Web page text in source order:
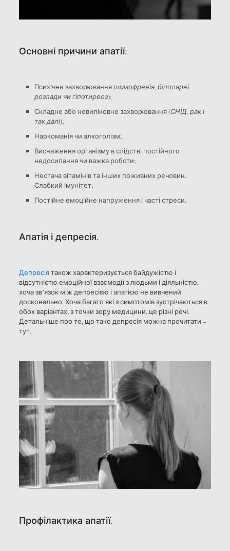
Основні причини апатії:
Психічне захворювання (шизофренія, біполярні
розлади чи гіпотиреоз);
Складне або невиліковне захворювання (СНІД, рак і
так далі);
Наркоманія чи алкоголізм;
Виснаження організму в слідстві постійного
недосипання чи важка роботи;
Нестача вітамінів та інших поживних речовин.
Слабкий імунітет;
Постійне емоційне напруження і часті стреси.
Апатія і депресія.
Депресіятакож характеризується байдужістю і
відсутністю емоційної взаємодії з людьми і діяльністю,
хоча зв’язокміж депресією і апатією не вивчений
досконально. Хоча багато які з симптомів зустрічаються в
обох варіантах, з точки зору медицини, це різні речі.
Детальніше про те, що таке депресія можна прочитати –
тут.
Профілактика апатії.